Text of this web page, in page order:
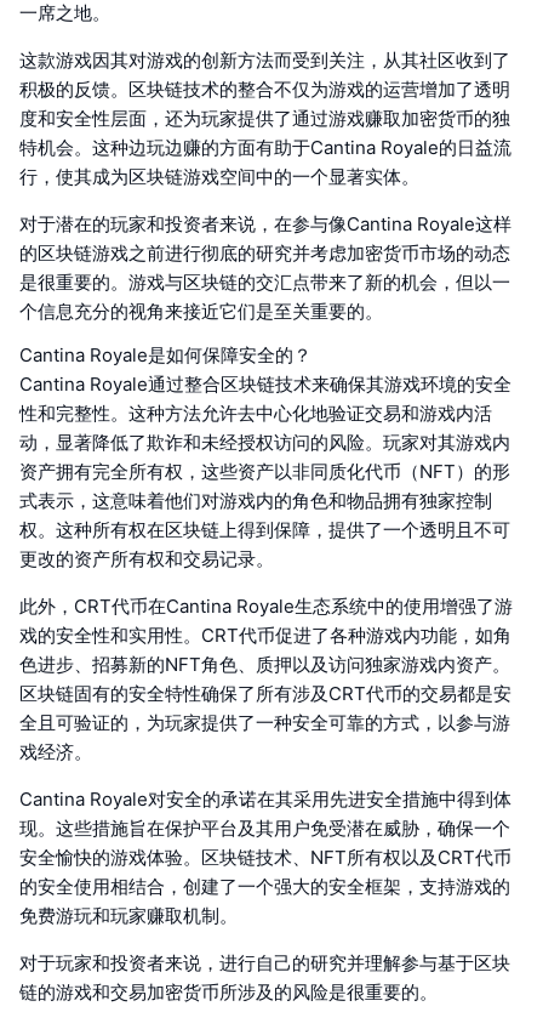
一席之地。
这款游戏因其对游戏的创新方法而受到关注，从其社区收到了
积极的反馈。区块链技术的整合不仅为游戏的运营增加了透明
度和安全性层面，还为玩家提供了通过游戏赚取加密货币的独
特机会。这种边玩边赚的方面有助于Cantina Royale的日益流
行，使其成为区块链游戏空间中的一个显著实体。
对于潜在的玩家和投资者来说，在参与像Cantina Royale这样
的区块链游戏之前进行彻底的研究并考虑加密货币市场的动态
是很重要的。游戏与区块链的交汇点带来了新的机会，但以一
个信息充分的视角来接近它们是至关重要的。
Cantina Royale是如何保障安全的？
Cantina Royale通过整合区块链技术来确保其游戏环境的安全
性和完整性。这种方法允许去中心化地验证交易和游戏内活
动，显著降低了欺诈和未经授权访问的风险。玩家对其游戏内
资产拥有完全所有权，这些资产以非同质化代币（NFT）的形
式表示，这意味着他们对游戏内的角色和物品拥有独家控制
权。这种所有权在区块链上得到保障，提供了一个透明且不可
更改的资产所有权和交易记录。
此外，CRT代币在Cantina Royale生态系统中的使用增强了游
戏的安全性和实用性。CRT代币促进了各种游戏内功能，如角
色进步、招募新的NFT角色、质押以及访问独家游戏内资产。
区块链固有的安全特性确保了所有涉及CRT代币的交易都是安
全且可验证的，为玩家提供了一种安全可靠的方式，以参与游
戏经济。
Cantina Royale对安全的承诺在其采用先进安全措施中得到体
现。这些措施旨在保护平台及其用户免受潜在威胁，确保一个
安全愉快的游戏体验。区块链技术、NFT所有权以及CRT代币
的安全使用相结合，创建了一个强大的安全框架，支持游戏的
免费游玩和玩家赚取机制。
对于玩家和投资者来说，进行自己的研究并理解参与基于区块
链的游戏和交易加密货币所涉及的风险是很重要的。